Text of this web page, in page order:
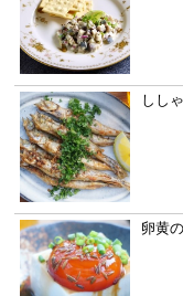
しし
卵黄